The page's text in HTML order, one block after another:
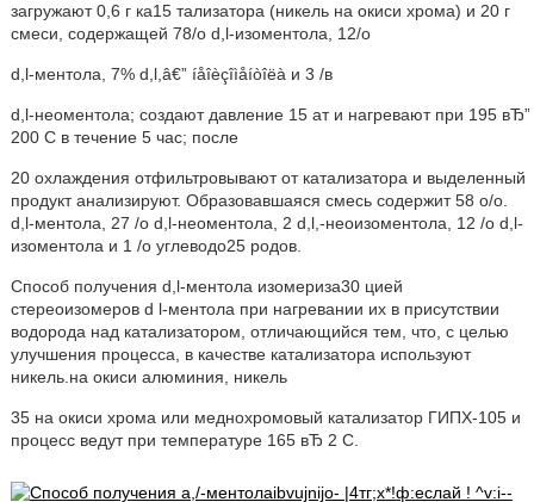
загружают 0,6 г ка15 тализатора (никель на окиси хрома) и 20 г
смеси, содержащей 78/о d,l-изоментола, 12/о
d,l-ментола, 7% d,l,â€” íåîèçîìåíòîëà и 3 /в
d,l-неоментола; создают давление 15 ат и нагревают при 195 вЂ”
200 С в течение 5 час; после
20 охлаждения отфильтровывают от катализатора и выделенный
продукт анализируют. Образовавшаяся смесь содержит 58 о/о.
d,l-ментола, 27 /о d,l-неоментола, 2 d,l,-неоизоментола, 12 /о d,l-
изоментола и 1 /о углеводо25 родов.
Способ получения d,l-ментола изомериза30 цией
стереоизомеров d l-ментола при нагревании их в присутствии
водорода над катализатором, отличающийся тем, что, с целью
улучшения процесса, в качестве катализатора используют
никель.на окиси алюминия, никель
35 на окиси хрома или меднохромовый катализатор ГИПХ-105 и
процесс ведут при температуре 165 вЂ 2 С.